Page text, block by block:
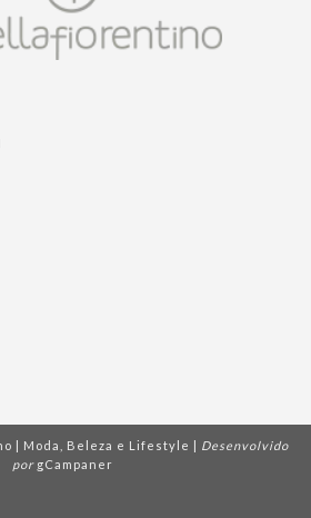
| Moda, Beleza e Lifestyle | Desenvolvido
por gCampaner